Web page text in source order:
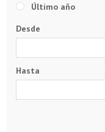
Último año
Desde
Hasta